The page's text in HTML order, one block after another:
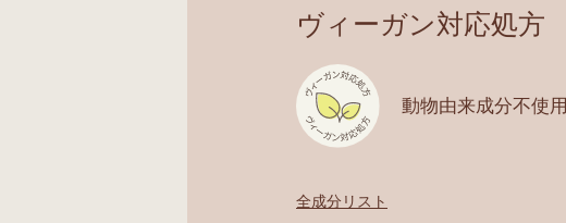
ヴィーガン対応処方
動物由来成分不使用
全成分リスト